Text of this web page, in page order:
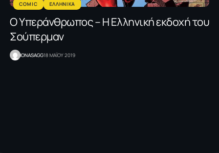
COMIC ΕΛΛΗΝΙΚΑ
Ο Υπεράνθρωπος – Η Ελληνική εκδοχή του
Σούπερμαν
IONASAGG18 ΜΑΪΟΥ 2019